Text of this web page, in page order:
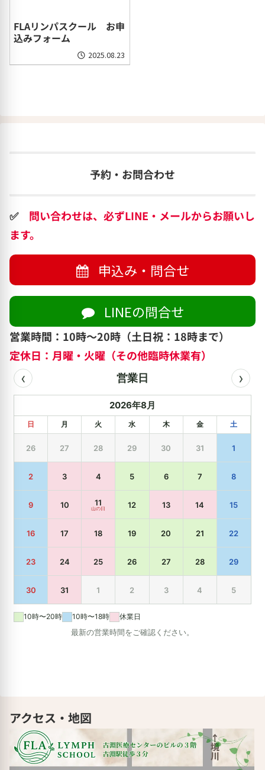
FLAリンパスクール お申
込みフォーム
2025.08.23
予約・お問合わせ
✅ 問い合わせは、必ずLINE・メールからお願いし
ます。
申込み・問合せ
LINEの問合せ
営業時間：10時～20時（土日祝：18時まで）
定休日：月曜・火曜（その他臨時休業有）
アクセス・地図